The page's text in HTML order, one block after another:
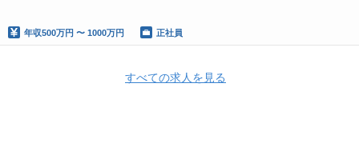
年収500万円 〜 1000万円 正社員
すべての求人を見る